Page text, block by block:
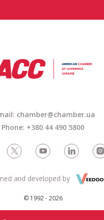
chamber@chamber.ua
Phone: +380 44 490 5800
© 1992 - 2026
and developed by